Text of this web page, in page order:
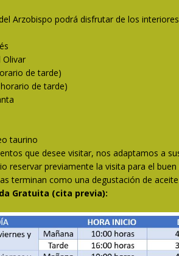
Arzobispo podrá disfrutar de los
Olivar
de tarde)
de tarde)
taurino
que desee visitar, nos adaptamos a
reservar previamente la visita para el
terminan como una degustación de aceite
Gratuita (cita previa):